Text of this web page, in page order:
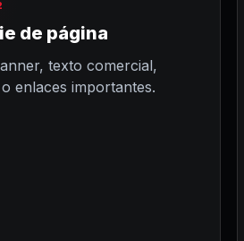
de página
texto comercial,
enlaces importantes.